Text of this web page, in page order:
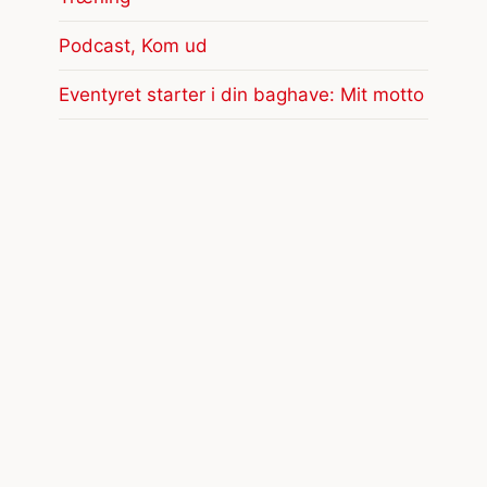
Podcast, Kom ud
Eventyret starter i din baghave: Mit motto